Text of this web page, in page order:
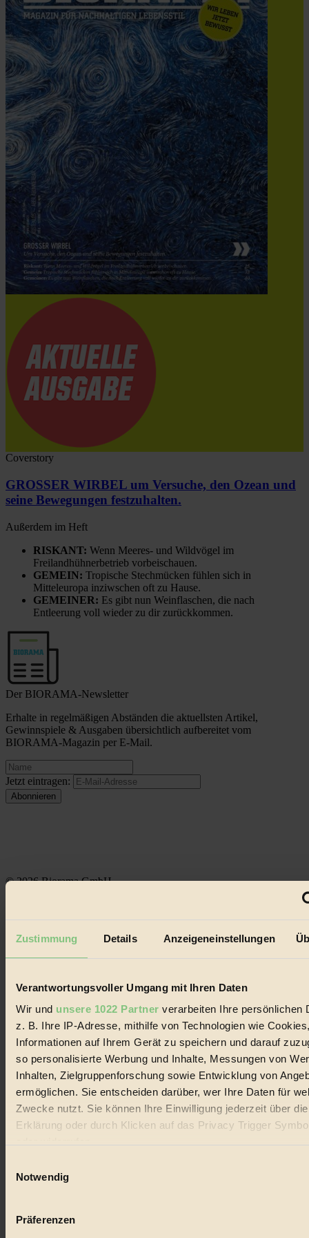
Zustimmung Details Anzeigeneinstellungen
Verantwortungsvoller Umgang mit Ihren Daten
Wir und unsere 1022 Partner verarbeiten Ihre persönlichen
z. B. Ihre IP-Adresse, mithilfe von Technologien wie
Informationen auf Ihrem Gerät zu speichern und darauf
so personalisierte Werbung und Inhalte, Messungen von
Inhalten, Zielgruppenforschung sowie Entwicklung von
ermöglichen. Sie entscheiden darüber, wer Ihre Daten für
Zwecke nutzt. Sie können Ihre Einwilligung jederzeit über
Erklärung oder durch Klicken auf das Privacy Trigger
Wenn Sie es erlauben, würden wir auch gerne:
Ihr Gerät durch aktives Scannen nach bestimmten
Notwendig
Präferenzen
Coverstory
GROSSER WIRBEL um Versuche, den Ozean und
seine Bewegungen festzuhalten.
Außerdem im Heft
RISKANT: Wenn Meeres- und Wildvögel im
Freilandhühnerbetrieb vorbeischauen.
GEMEIN: Tropische Stechmücken fühlen sich in
Mitteleuropa inziwschen oft zu Hause.
GEMEINER: Es gibt nun Weinflaschen, die nach
Entleerung voll wieder zu dir zurückkommen.
Der BIORAMA-Newsletter
Erhalte in regelmäßigen Abständen die aktuellsten Artikel,
Gewinnspiele & Ausgaben übersichtlich aufbereitet vom
BIORAMA-Magazin per E-Mail.
Jetzt eintragen:
© 2026 Biorama GmbH
Datenschutz
Handels mit Bioprodukten, des Fair-Trade sowie der Branche
alternativer Energien.
Social Media
22.601 Fans auf Facebook
Folge uns auf Instagram
Themen
Bio
#
Vegan